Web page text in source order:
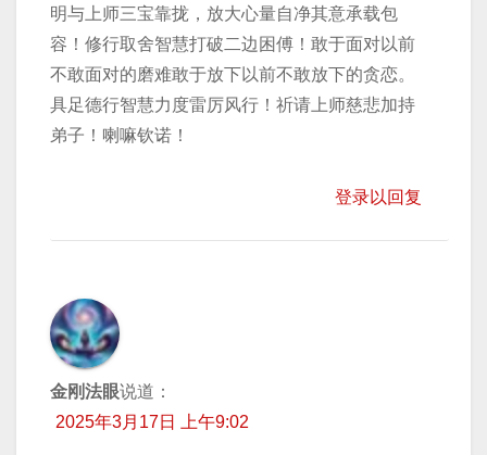
明与上师三宝靠拢，放大心量自净其意承载包
容！修行取舍智慧打破二边困傅！敢于面对以前
不敢面对的磨难敢于放下以前不敢放下的贪恋。
具足德行智慧力度雷厉风行！祈请上师慈悲加持
弟子！喇嘛钦诺！
登录以回复
金刚法眼说道：
2025年3月17日 上午9:02